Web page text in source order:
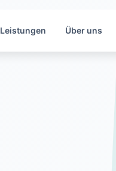
Leistungen Über uns